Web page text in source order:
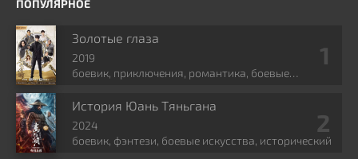
ПОПУЛЯРНОЕ
Золотые глаза
2019
боевик, приключения, романтика, боевые
История Юань Тяньгана
2024
боевик, фэнтези, боевые искусства, исторический